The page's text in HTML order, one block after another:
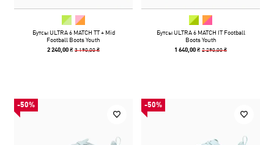
Бутсы ULTRA 6 MATCH TT + Mid
Football Boots Youth
2 240,00 ₴3 190,00 ₴
Бутсы ULTRA 6 MATCH IT Football
Boots Youth
1 640,00 ₴2 290,00 ₴
-50% -50%